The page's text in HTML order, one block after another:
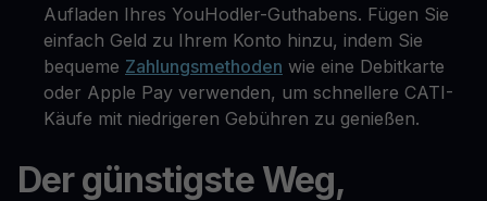
Aufladen Ihres YouHodler-Guthabens. Fügen Sie
einfach Geld zu Ihrem Konto hinzu, indem Sie
bequeme Zahlungsmethoden wie eine Debitkarte
oder Apple Pay verwenden, um schnellere CATI-
Käufe mit niedrigeren Gebühren zu genießen.
Der günstigste Weg,